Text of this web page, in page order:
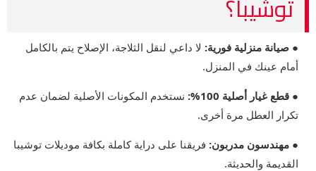
● صيانة منزلية فورية: لا داعي لنقل الثلاجة، الإصلاح يتم بالكامل
أمام عينك في المنزل.
● قطع غيار أصلية 100%:
نستخدم المكونات الأصلية لضمان عدم
تكرار العطل مرة أخرى.
● مهندسون مدربون: فريقنا على دراية كاملة بكافة موديلات توشيبا
القديمة والحديثة.